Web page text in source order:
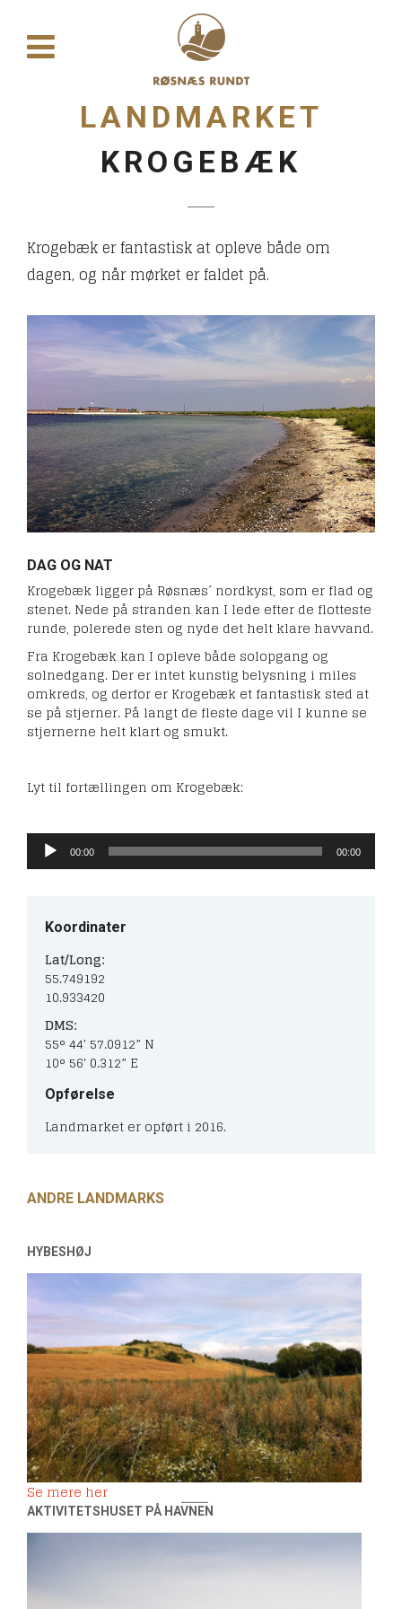
LANDMARKET
KROGEBÆK
Krogebæk er fantastisk at opleve både om
dagen, og når mørket er faldet på.
DAG OG NAT
Krogebæk ligger på Røsnæs´ nordkyst, som er flad og
stenet. Nede på stranden kan I lede efter de flotteste
runde, polerede sten og nyde det helt klare havvand.
Fra Krogebæk kan I opleve både solopgang og
solnedgang. Der er intet kunstig belysning i miles
omkreds, og derfor er Krogebæk et fantastisk sted at
se på stjerner. På langt de fleste dage vil I kunne se
stjernerne helt klart og smukt.
Lyt til fortællingen om Krogebæk:
Lydafspiller
00:00 00:00
Koordinater
Lat/Long:
55.749192
10.933420
DMS:
55° 44′ 57.0912” N
10° 56′ 0.312” E
Opførelse
Landmarket er opført i 2016.
ANDRE LANDMARKS
HYBESHØJ
Se mere her
AKTIVITETSHUSET PÅ HAVNEN